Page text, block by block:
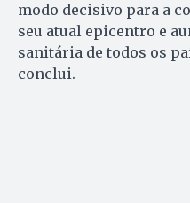
modo decisivo para a
seu atual epicentro e
sanitária de todos os
conclui.